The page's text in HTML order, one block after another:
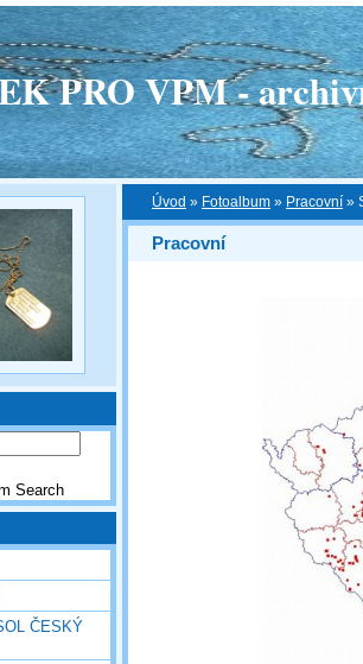
PRO VPM -
ČESKÝ
Úvod » Fotoalbum » Pracovní »
Pracovní